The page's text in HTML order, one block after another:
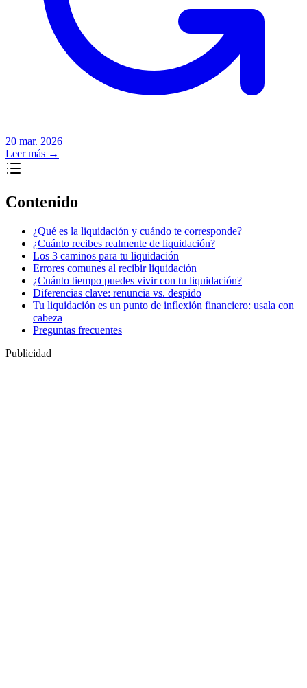
20 mar. 2026
Leer más →
Contenido
¿Qué es la liquidación y cuándo te corresponde?
¿Cuánto recibes realmente de liquidación?
Los 3 caminos para tu liquidación
Errores comunes al recibir liquidación
¿Cuánto tiempo puedes vivir con tu liquidación?
Diferencias clave: renuncia vs. despido
Tu liquidación es un punto de inflexión financiero: usala con
cabeza
Preguntas frecuentes
Publicidad